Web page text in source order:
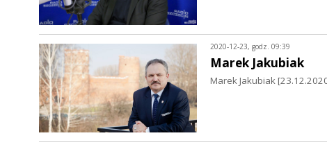
2020-12-23, godz. 09:39
Marek Jakubiak
Marek Jakubiak